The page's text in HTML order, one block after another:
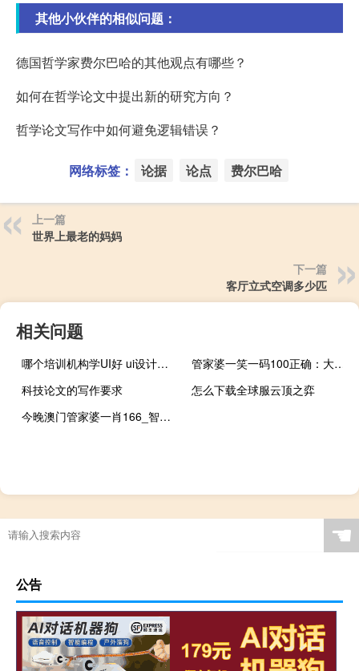
其他小伙伴的相似问题：
德国哲学家费尔巴哈的其他观点有哪些？
如何在哲学论文中提出新的研究方向？
哲学论文写作中如何避免逻辑错误？
网络标签： 论据 论点 费尔巴哈
上一篇
世界上最老的妈妈
下一篇
客厅立式空调多少匹
相关问题
哪个培训机构学UI好 ui设计培训机构哪里好
管家婆一笑一码100正确：大师最新诗意AI解释落实-3796.ISO.915
科技论文的写作要求
怎么下载全球服云顶之弈
今晚澳门管家婆一肖166_智能AI深度解析_百家号版v47.08.904
☚
公告